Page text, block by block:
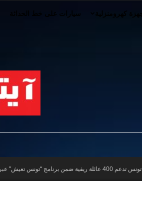
سيارات على خط الحداثة أجهزة كهرومنزلية